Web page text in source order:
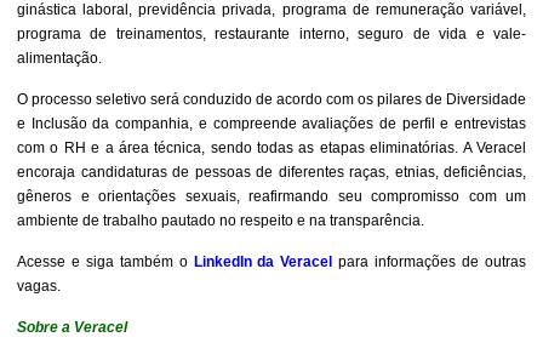
ginástica laboral, previdência privada, programa de remuneração variável,
programa de treinamentos, restaurante interno, seguro de vida e vale-
alimentação.
O processo seletivo será conduzido de acordo com os pilares de Diversidade
e Inclusão da companhia, e compreende avaliações de perfil e entrevistas
com o RH e a área técnica, sendo todas as etapas eliminatórias. A Veracel
encoraja candidaturas de pessoas de diferentes raças, etnias, deficiências,
gêneros e orientações sexuais, reafirmando seu compromisso com um
ambiente de trabalho pautado no respeito e na transparência.
Acesse e siga também o LinkedIn da Veracel para informações de outras
vagas.
Sobre a Veracel